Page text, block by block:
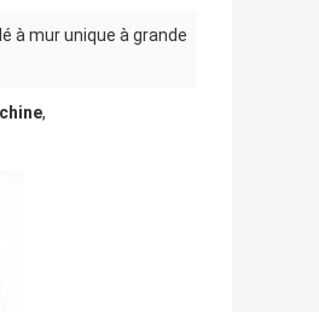
à mur unique à grande
,